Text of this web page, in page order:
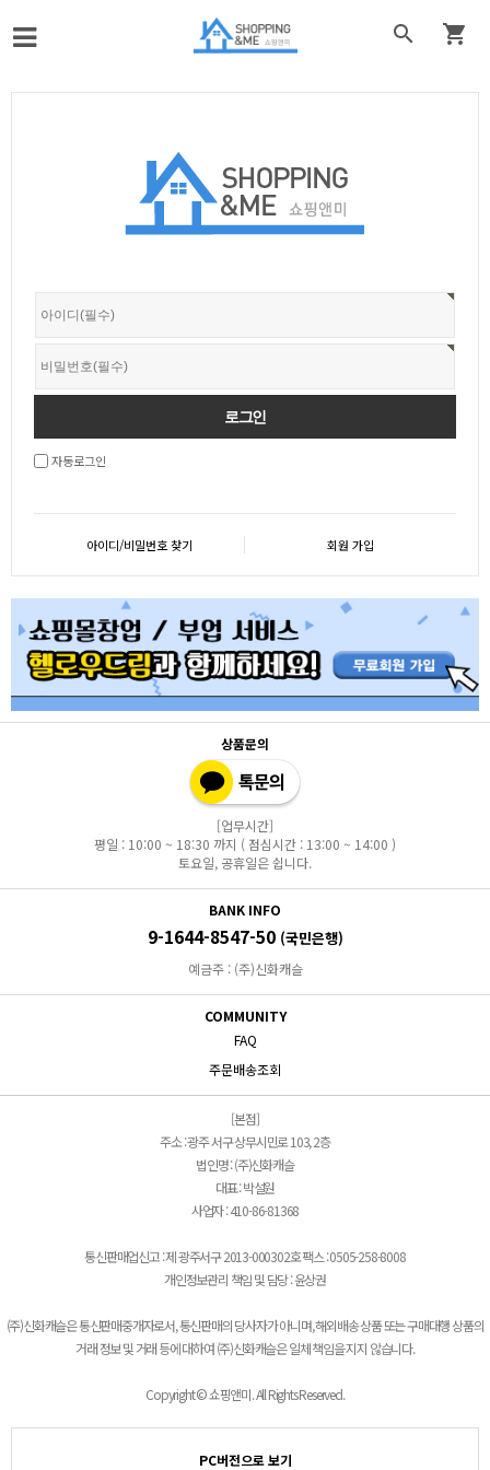
 
자동로그인
아이디/비밀번호 찾기 회원 가입
상품문의
[업무시간]
평일 : 10:00 ~ 18:30 까지 ( 점심시간 : 13:00 ~ 14:00 )
토요일, 공휴일은 쉽니다.
BANK INFO
9-1644-8547-50 (국민은행)
예금주 : (주)신화캐슬
COMMUNITY
FAQ
주문배송조회
[본점]
주소 : 광주 서구 상무시민로 103, 2층
법인명 : (주)신화캐슬
대표 : 박설원
사업자 : 410-86-81368
통신판매업신고 : 제 광주서구 2013-000302호 팩스 : 0505-258-8008
개인정보관리 책임 및 담당 : 윤상권
(주)신화캐슬은 통신판매중개자로서, 통신판매의 당사자가 아니며, 해외배송 상품 또는 구매대행 상품의
거래 정보 및 거래 등에 대하여 (주)신화캐슬은 일체 책임을 지지 않습니다.
Copyright © 쇼핑앤미. All Rights Reserved.
PC버전으로 보기